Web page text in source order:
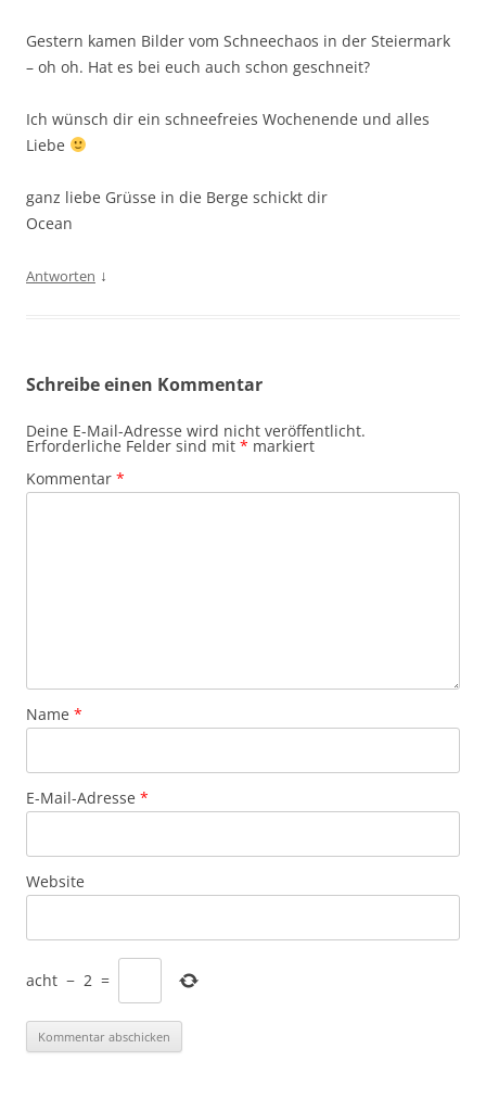
Gestern kamen Bilder vom Schneechaos in der Steiermark
– oh oh. Hat es bei euch auch schon geschneit?
Ich wünsch dir ein schneefreies Wochenende und alles
Liebe
ganz liebe Grüsse in die Berge schickt dir
Ocean
Antworten ↓
Schreibe einen Kommentar
Deine E-Mail-Adresse wird nicht veröffentlicht.
Erforderliche Felder sind mit * markiert
Kommentar *
Name *
E-Mail-Adresse *
Website
acht − 2 =